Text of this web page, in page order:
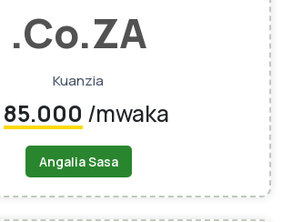
.Co.ZA
Kuanzia
85.000 /mwaka
Angalia Sasa